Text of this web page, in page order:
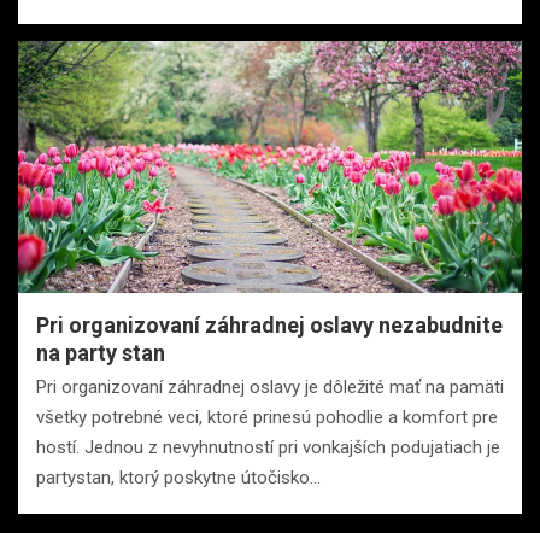
Pri organizovaní záhradnej oslavy nezabudnite
na party stan
Pri organizovaní záhradnej oslavy je dôležité mať na pamäti
všetky potrebné veci, ktoré prinesú pohodlie a komfort pre
hostí. Jednou z nevyhnutností pri vonkajších podujatiach je
partystan, ktorý poskytne útočisko…